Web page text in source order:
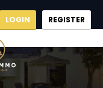
LOGIN REGISTER